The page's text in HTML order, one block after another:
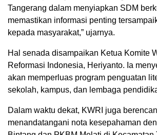
Tangerang dalam menyiapkan SDM
memastikan informasi penting
kepada masyarakat,” ujarnya.
Hal senada disampaikan Ketua Komite
Reformasi Indonesia, Heriyanto. Ia
akan memperluas program penguatan
sekolah, kampus, dan lembaga
Dalam waktu dekat, KWRI juga
menandatangani nota kesepahaman